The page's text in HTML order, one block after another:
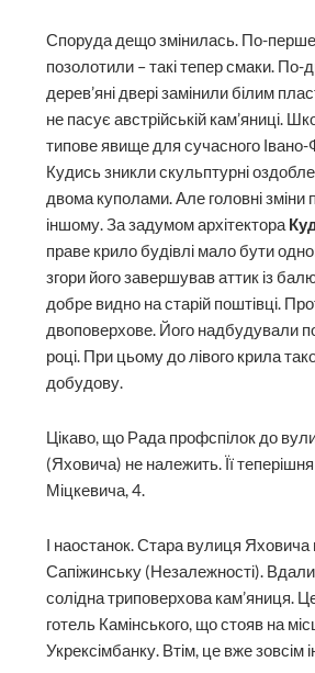
Споруда дещо змінилась. По-перше,
позолотили – такі тепер смаки. По-
дерев’яні двері замінили білим
не пасує австрійській кам’яниці.
типове явище для сучасного Івано-
Кудись зникли скульп­турні
двома куполами. Але головні зміни
іншому. За задумом архітектора
праве крило будівлі мало бути
згори його завершував аттик із
добре видно на старій поштівці.
двоповерхове. Його надбудували
році. При цьому до лівого крила
добудову.
Цікаво, що Рада профспілок до
(Яховича) не належить. Її
Міцкевича, 4.
І наостанок. Стара вулиця Яховича
Сапіжинську (Незалежності).
солідна триповерхова кам’яниця.
готель Камінського, що стояв на
Укрексімбанку. Втім, це вже зовсім